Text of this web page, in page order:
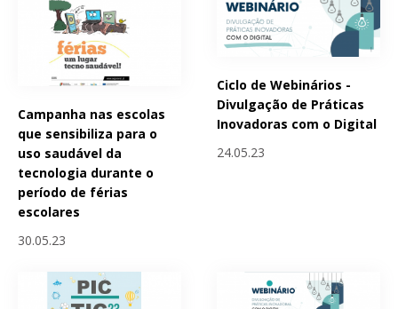
Campanha nas escolas
que sensibiliza para o
uso saudável da
tecnologia durante o
período de férias
escolares
30.05.23
Ciclo de Webinários -
Divulgação de Práticas
Inovadoras com o Digital
24.05.23